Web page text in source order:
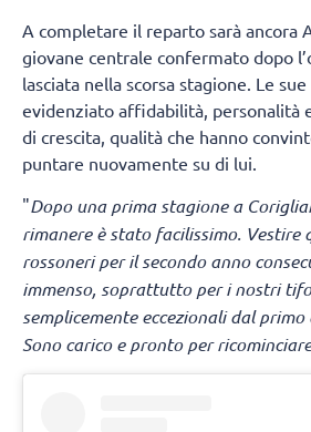
A completare il reparto sarà ancora
giovane centrale confermato dopo
lasciata nella scorsa stagione. Le
evidenziato affidabilità, personalità
di crescita, qualità che hanno
puntare nuovamente su di lui.
"Dopo una prima stagione a
rimanere è stato facilissimo. Vestire
rossoneri per il secondo anno
immenso, soprattutto per i nostri
semplicemente eccezionali dal
Sono carico e pronto per